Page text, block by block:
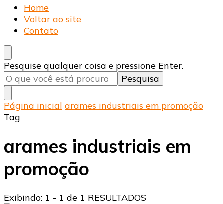
Blog Pratefio
Arames e Telas de Qualidade
Home
Voltar ao site
Contato
Procurando
algo?
Pesquise qualquer coisa e pressione Enter.
Página inicial arames industriais em promoção
Tag
arames industriais em
promoção
Exibindo: 1 - 1 de 1 RESULTADOS